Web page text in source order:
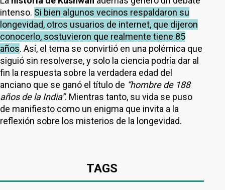
intenso. Si bien algunos vecinos respaldaron su
longevidad, otros usuarios de internet, que dijeron
conocerlo, sostuvieron que realmente tiene 85
años. Así, el tema se convirtió en una polémica que
siguió sin resolverse, y solo la ciencia podría dar al
fin la respuesta sobre la verdadera edad del
anciano que se ganó el título de “hombre de 188
años de la India”. Mientras tanto, su vida se puso
de manifiesto como un enigma que invita a la
reflexión sobre los misterios de la longevidad.
TAGS